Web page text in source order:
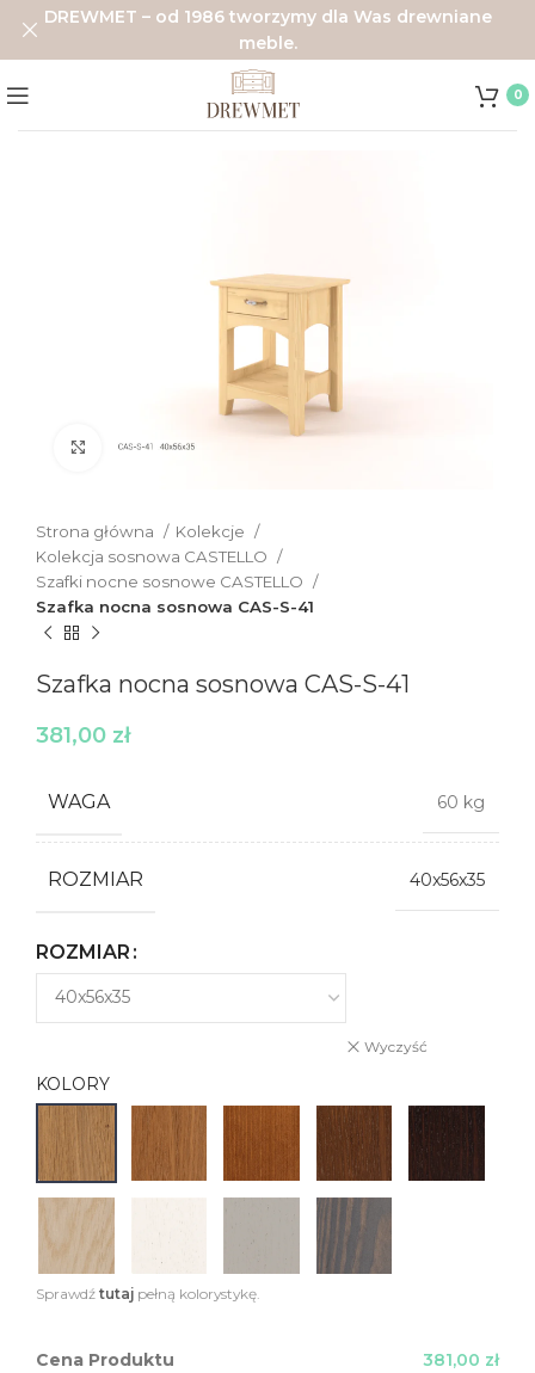
0
Click to enlarge
Strona główna
Kolekcje
Kolekcja sosnowa CASTELLO
Szafki nocne sosnowe CASTELLO
Szafka nocna sosnowa CAS-S-41
Szafka nocna sosnowa CAS-S-41
381,00 zł
WAGA 60 kg
ROZMIAR 40x56x35
ROZMIAR
Wyczyść
KOLORY
Sprawdź tutaj pełną kolorystykę.
Cena Produktu
381,00 zł
DREWMET – od 1986 tworzymy dla Was drewniane
meble.